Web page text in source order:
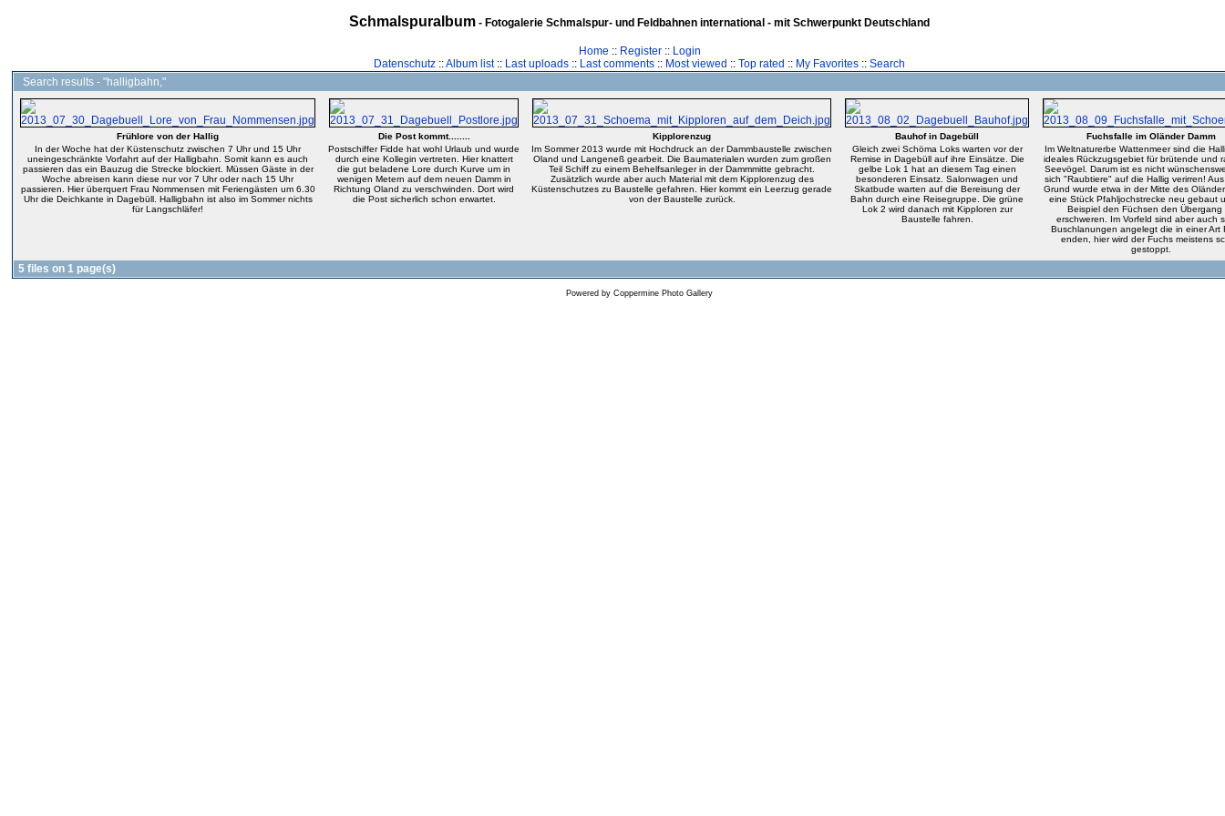
Schmalspuralbum - Fotogalerie Schmalspur- und Feldbahnen international - mit Schwerpunkt Deutschland
Home :: Register:: Login
Datenschutz ::Album list:: Last uploads :: Last comments :: Most viewed :: Top rated :: My Favorites :: Search
Search results - "halligbahn,"
Frühlore von der Hallig
In der Woche hat der Küstenschutz zwischen 7 Uhr und 15 Uhr
uneingeschränkte Vorfahrt auf der Halligbahn. Somit kann es auch
passieren das ein Bauzug die Strecke blockiert. Müssen Gäste in der
Woche abreisen kann diese nur vor 7 Uhr oder nach 15 Uhr
passieren. Hier überquert Frau Nommensen mit Feriengästen um 6.30
Uhr die Deichkante in Dagebüll. Halligbahn ist also im Sommer nichts
für Langschläfer!
Die Post kommt........
Postschiffer Fidde hat wohl Urlaub und wurde
durch eine Kollegin vertreten. Hier knattert
die gut beladene Lore durch Kurve um in
wenigen Metern auf dem neuen Damm in
Richtung Oland zu verschwinden. Dort wird
die Post sicherlich schon erwartet.
Kipplorenzug
Im Sommer 2013 wurde mit Hochdruck an der Dammbaustelle zwischen
Oland und Langeneß gearbeit. Die Baumaterialen wurden zum großen
Teil Schiff zu einem Behelfsanleger in der Dammmitte gebracht.
Zusätzlich wurde aber auch Material mit dem Kipplorenzug des
Küstenschutzes zu Baustelle gefahren. Hier kommt ein Leerzug gerade
von der Baustelle zurück.
Bauhof in Dagebüll
Gleich zwei Schöma Loks warten vor der
Remise in Dagebüll auf ihre Einsätze. Die
gelbe Lok 1 hat an diesem Tag einen
besonderen Einsatz. Salonwagen und
Skatbude warten auf die Bereisung der
Bahn durch eine Reisegruppe. Die grüne
Lok 2 wird danach mit Kipploren zur
Baustelle fahren.
Fuchsfalle im Oländer Damm
Im Weltnaturerbe Wattenmeer sind die
ideales Rückzugsgebiet für brütende und
Seevögel. Darum ist es nicht
sich "Raubtiere" auf die Hallig verirren!
Grund wurde etwa in der Mitte des
eine Stück Pfahljochstrecke neu gebaut
Beispiel den Füchsen den Übergang
erschweren. Im Vorfeld sind aber auch
Buschlanungen angelegt die in einer Art
enden, hier wird der Fuchs meistens
gestoppt.
5 files on 1 page(s)
Powered by Coppermine Photo Gallery